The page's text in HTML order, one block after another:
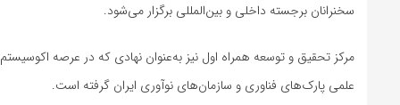
سخنرانان برجسته داخلی و بین‌المللی برگزار می‌شود.
مرکز تحقیق و توسعه همراه اول نیز به‌عنوان نهادی که در عرصه
علمی پارک‌های فناوری و سازمان‌های نوآوری ایران گرفته است.